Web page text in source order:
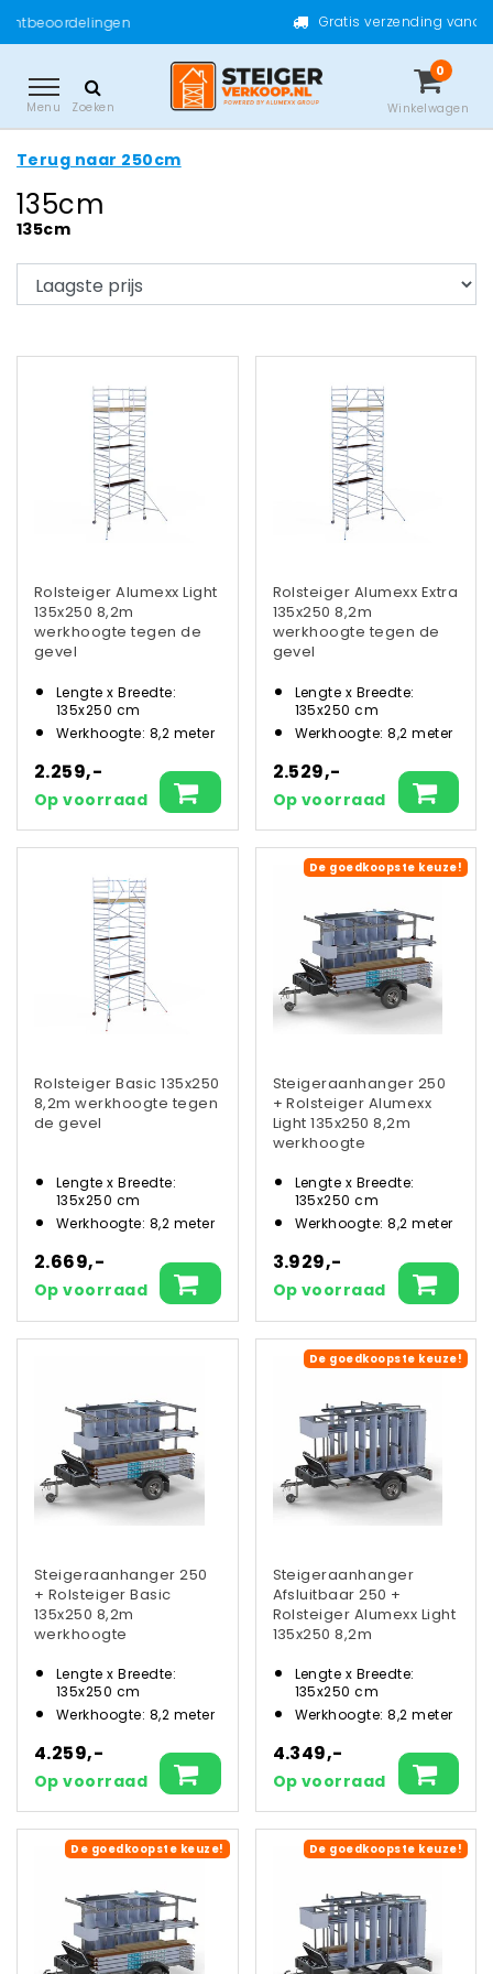
Gratis verzending vanaf €200,- excl. btw
Menu Zoeken
0
Winkelwagen
Terug naar 250cm
135cm
135cm
Rolsteiger Alumexx Light
135x250 8,2m
werkhoogte tegen de
gevel
Lengte x Breedte:
135x250 cm
Werkhoogte: 8,2 meter
2.259,-
Op voorraad
Rolsteiger Alumexx Extra
135x250 8,2m
werkhoogte tegen de
gevel
Lengte x Breedte:
135x250 cm
Werkhoogte: 8,2 meter
2.529,-
Op voorraad
Rolsteiger Basic 135x250
8,2m werkhoogte tegen
de gevel
Lengte x Breedte:
135x250 cm
Werkhoogte: 8,2 meter
2.669,-
Op voorraad
De goedkoopste keuze!
Steigeraanhanger 250
+ Rolsteiger Alumexx
Light 135x250 8,2m
werkhoogte
Lengte x Breedte:
135x250 cm
Werkhoogte: 8,2 meter
3.929,-
Op voorraad
Steigeraanhanger 250
+ Rolsteiger Basic
135x250 8,2m
werkhoogte
Lengte x Breedte:
135x250 cm
Werkhoogte: 8,2 meter
4.259,-
Op voorraad
De goedkoopste keuze!
Steigeraanhanger
Afsluitbaar 250 +
Rolsteiger Alumexx Light
135x250 8,2m
Lengte x Breedte:
135x250 cm
Werkhoogte: 8,2 meter
4.349,-
Op voorraad
De goedkoopste keuze! De goedkoopste keuze!